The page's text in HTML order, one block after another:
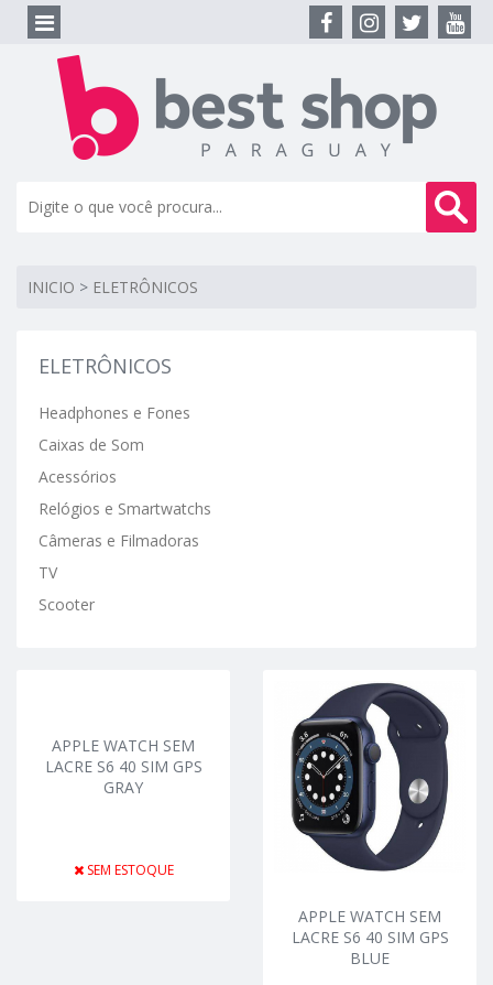
INICIO > ELETRÔNICOS
ELETRÔNICOS
Headphones e Fones
Caixas de Som
Acessórios
Relógios e Smartwatchs
Câmeras e Filmadoras
TV
Scooter
APPLE WATCH SEM
LACRE S6 40 SIM GPS
GRAY
SEM ESTOQUE
APPLE WATCH SEM
LACRE S6 40 SIM GPS
BLUE